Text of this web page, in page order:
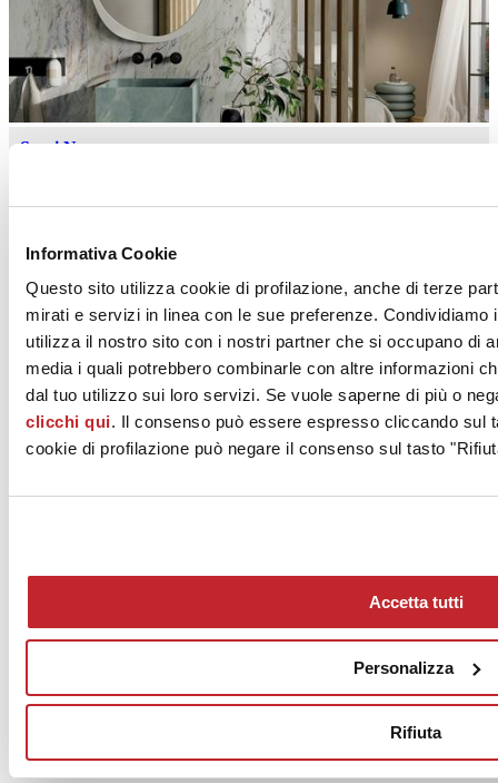
Informativa Cookie
Questo sito utilizza cookie di profilazione, anche di terze
mirati e servizi in linea con le sue preferenze.
utilizza il nostro sito con i nostri partner che si occupano di
media i quali potrebbero combinarle con altre informazioni
dal tuo utilizzo sui loro servizi. Se vuole saperne di più o
clicchi qui. Il consenso può essere espresso cliccando sul
cookie di profilazione può negare il consenso sul tasto
Accetta tutti
Personalizza
Rifiuta
Sensi Nuance
SENSI 900
ABK
ABK